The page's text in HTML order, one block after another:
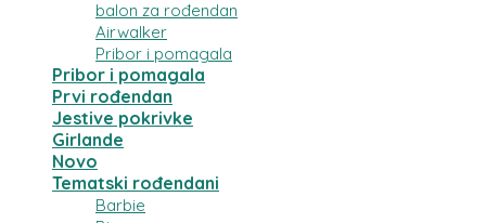
balon za rođendan
Airwalker
Pribor i pomagala
Pribor i pomagala
Prvi rođendan
Jestive pokrivke
Girlande
Novo
Tematski rođendani
Barbie